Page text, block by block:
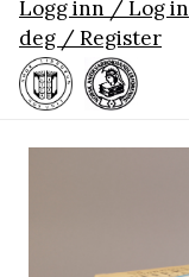
Logg inn / Log in
deg / Register